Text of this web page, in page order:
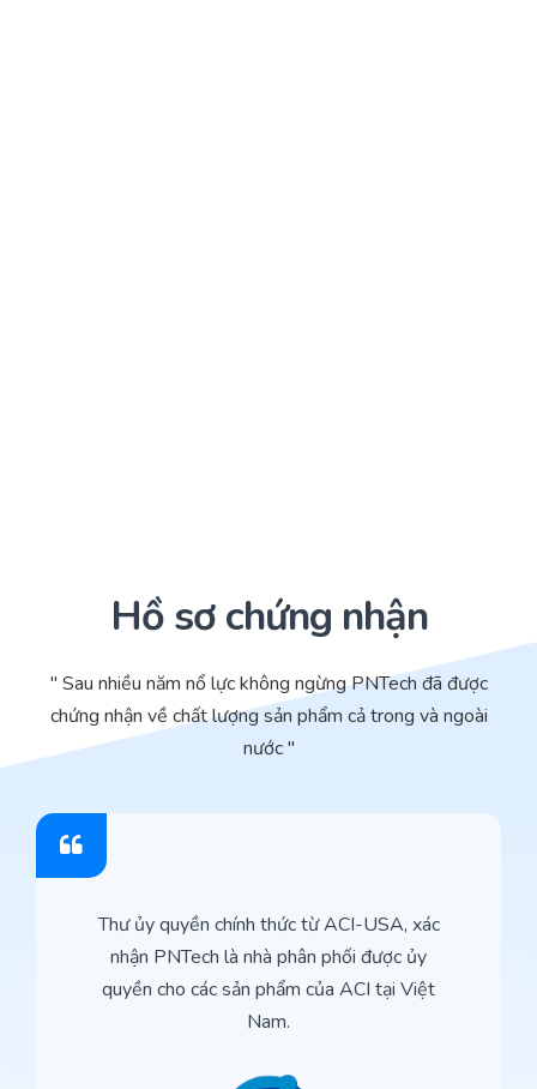
Hồ sơ chứng nhận
" Sau nhiều năm nổ lực không ngừng PNTech đã được
chứng nhận về chất lượng sản phẩm cả trong và ngoài
nước "
Thư ủy quyền chính thức từ ACI-USA, xác
nhận PNTech là nhà phân phối được ủy
quyền cho các sản phẩm của ACI tại Việt
Nam.